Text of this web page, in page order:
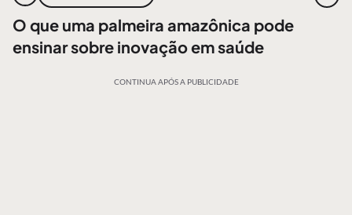
O que uma palmeira amazônica pode
ensinar sobre inovação em saúde
CONTINUA APÓS A PUBLICIDADE